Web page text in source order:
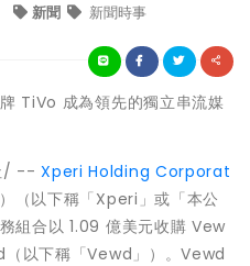
新聞 新聞時事
TiVo 成為領先的獨立串流媒
/ --Xperi Holding Corporat
（以下稱「Xperi」或「本公
組合以 1.09 億美元收購 Vew
以下稱「Vewd」）。Vewd